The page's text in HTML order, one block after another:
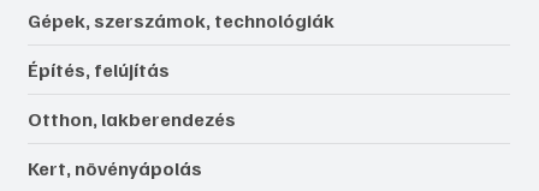
Gépek, szerszámok, technológiák
Építés, felújítás
Otthon, lakberendezés
Kert, növényápolás